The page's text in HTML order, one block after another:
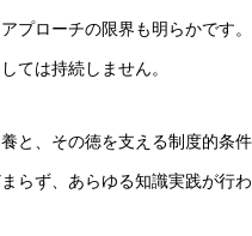
プローチの限界も明らかです
ては持続しません。
と、その徳を支える制度的条
らず、あらゆる知識実践が行